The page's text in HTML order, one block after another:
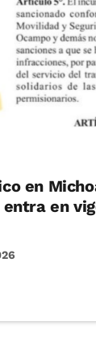
en
entra en